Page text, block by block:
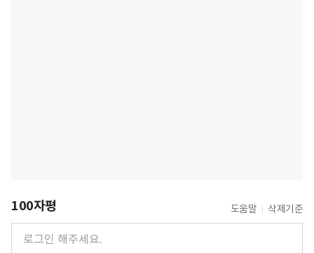
100자평 도움말 삭제기준